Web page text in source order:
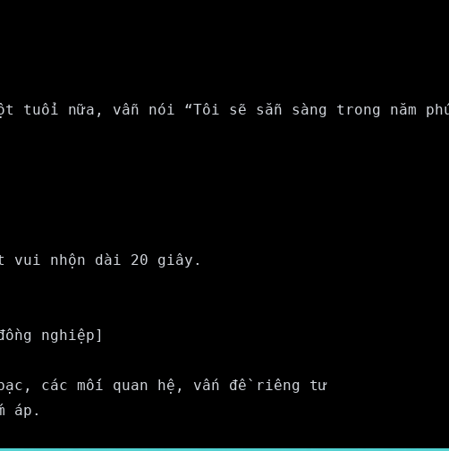
vui nhộn dài 20 giây.
nghiệp]
các mối quan hệ, vấn đề riêng tư